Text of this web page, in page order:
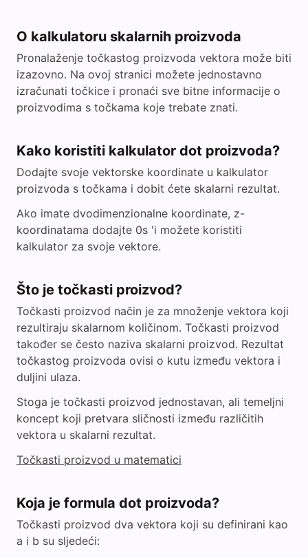
O kalkulatoru skalarnih proizvoda
Pronalaženje točkastog proizvoda vektora može biti
izazovno. Na ovoj stranici možete jednostavno
izračunati točkice i pronaći sve bitne informacije o
proizvodima s točkama koje trebate znati.
Kako koristiti kalkulator dot proizvoda?
Dodajte svoje vektorske koordinate u kalkulator
proizvoda s točkama i dobit ćete skalarni rezultat.
Ako imate dvodimenzionalne koordinate, z-
koordinatama dodajte 0s 'i možete koristiti
kalkulator za svoje vektore.
Što je točkasti proizvod?
Točkasti proizvod način je za množenje vektora koji
rezultiraju skalarnom količinom. Točkasti proizvod
također se često naziva skalarni proizvod. Rezultat
točkastog proizvoda ovisi o kutu između vektora i
duljini ulaza.
Stoga je točkasti proizvod jednostavan, ali temeljni
koncept koji pretvara sličnosti između različitih
vektora u skalarni rezultat.
Točkasti proizvod u matematici
Koja je formula dot proizvoda?
Točkasti proizvod dva vektora koji su definirani kao
a i b su sljedeći: